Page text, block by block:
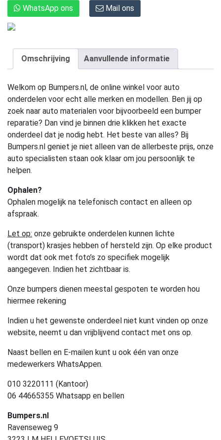
WhatsApp ons Mail ons
Omschrijving Aanvullende informatie
Welkom op Bumpers.nl, de online winkel voor auto
onderdelen voor echt alle merken en modellen. Ben jij op
zoek naar auto materialen voor bijvoorbeeld een bumper
reparatie? Dan vind je binnen drie klikken het exacte
onderdeel dat je nodig hebt. Het beste van alles? Bij
Bumpers.nl geniet je niet alleen van de allerbeste prijs, onze
auto specialisten staan ook klaar om jou persoonlijk te
helpen.
Ophalen?
Ophalen mogelijk na telefonisch contact en alleen op
afspraak.
Let op: onze gebruikte onderdelen kunnen lichte
(transport) krasjes hebben of hersteld zijn. Op elke product
wordt dat ook met foto’s zo specifiek mogelijk
aangegeven. Indien het zichtbaar is.
Onze bumpers dienen meestal gespoten te worden hou
hiermee rekening
Indien u het gewenste onderdeel niet kunt vinden op onze
website, neemt u dan vrijblijvend contact met ons op.
Naast bellen en E-mailen kunt u ook één van onze
medewerkers WhatsAppen.
010 3220111 (Kantoor)
06 44665355 Whatsapp en bellen
Bumpers.nl
Ravenseweg 9